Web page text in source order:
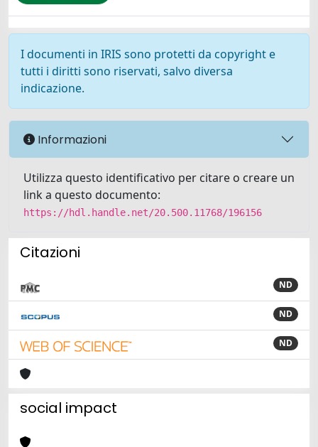
I documenti in IRIS sono protetti da copyright e
tutti i diritti sono riservati, salvo diversa
indicazione.
Informazioni
Utilizza questo identificativo per citare o creare un
link a questo documento:
https://hdl.handle.net/20.500.11768/196156
Citazioni
ND
ND
ND
social impact